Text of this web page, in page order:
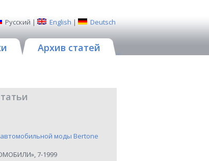
Русский | English | Deutsch
Архив статей
моды Bertone
7-1999